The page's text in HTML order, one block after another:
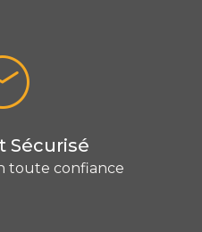
Sécurisé
toute confiance